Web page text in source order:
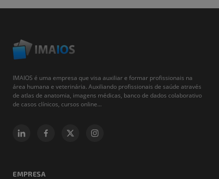
IMAIOS é uma empresa que visa auxiliar e formar profissionais na
área humana e veterinária. Auxiliando profissionais de saúde através
de atlas de anatomia, imagens médicas, banco de dados colaborativo
de casos clínicos, cursos online...
EMPRESA